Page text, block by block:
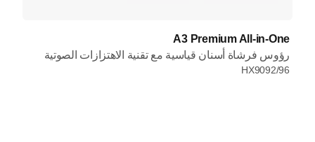
A3 Premium All-in-One
رؤوس فرشاة أسنان قياسية مع تقنية الاهتزازات الصوتية
HX9092/96